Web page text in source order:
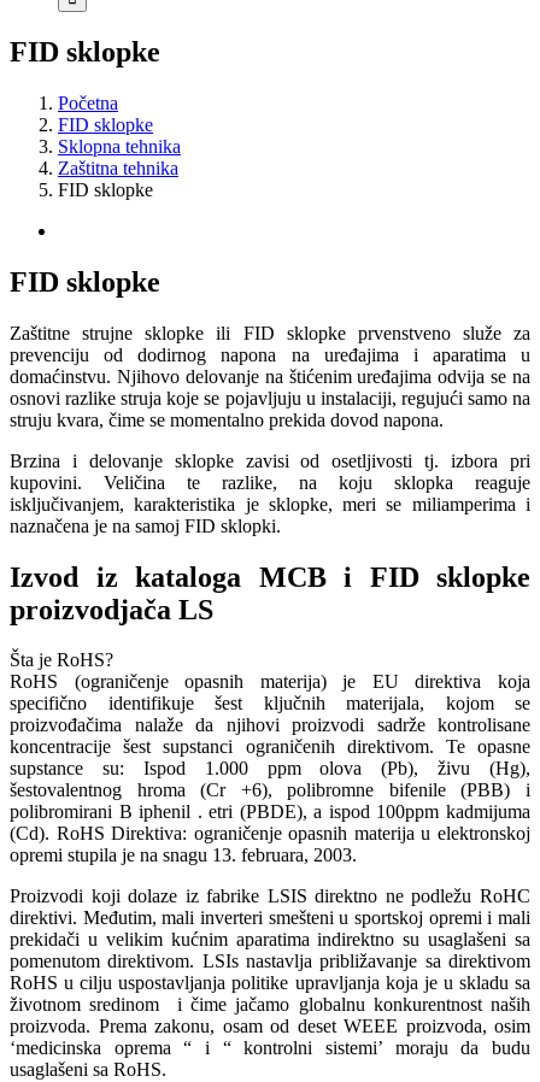
FID sklopke
Početna
FID sklopke
Sklopna tehnika
Zaštitna tehnika
FID sklopke
Image
FID sklopke
Zaštitne strujne sklopke ili FID sklopke prvenstveno služe za
prevenciju od dodirnog napona na uređajima i aparatima u
domaćinstvu. Njihovo delovanje na štićenim uređajima odvija se na
osnovi razlike struja koje se pojavljuju u instalaciji, regujući samo na
struju kvara, čime se momentalno prekida dovod napona.
Brzina i delovanje sklopke zavisi od osetljivosti tj. izbora pri
kupovini. Veličina te razlike, na koju sklopka reaguje
isključivanjem, karakteristika je sklopke, meri se miliamperima i
naznačena je na samoj FID sklopki.
Izvod iz kataloga MCB i FID sklopke
proizvodjača LS
Šta je RoHS?
RoHS (ograničenje opasnih materija) je EU direktiva koja
specifično identifikuje šest ključnih materijala, kojom se
proizvođačima nalaže da njihovi proizvodi sadrže kontrolisane
koncentracije šest supstanci ograničenih direktivom. Te opasne
supstance su: Ispod 1.000 ppm olova (Pb), živu (Hg),
šestovalentnog hroma (Cr +6), polibromne bifenile (PBB) i
polibromirani B iphenil . etri (PBDE), a ispod 100ppm kadmijuma
(Cd). RoHS Direktiva: ograničenje opasnih materija u elektronskoj
opremi stupila je na snagu 13. februara, 2003.
Proizvodi koji dolaze iz fabrike LSIS direktno ne podležu RoHC
direktivi. Međutim, mali inverteri smešteni u sportskoj opremi i mali
prekidači u velikim kućnim aparatima indirektno su usaglašeni sa
pomenutom direktivom. LSIs nastavlja približavanje sa direktivom
RoHS u cilju uspostavljanja politike upravljanja koja je u skladu sa
životnom sredinom i čime jačamo globalnu konkurentnost naših
proizvoda. Prema zakonu, osam od deset WEEE proizvoda, osim
‘medicinska oprema “ i “ kontrolni sistemi’ moraju da budu
usaglašeni sa RoHS.